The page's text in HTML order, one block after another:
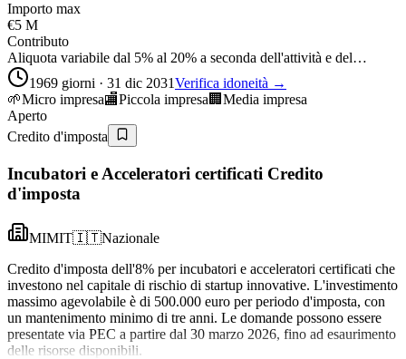
Importo max
€5 M
Contributo
Aliquota variabile dal 5% al 20% a seconda dell'attività e del…
1969 giorni · 31 dic 2031Verifica idoneità →
🌱Micro impresa🏬Piccola impresa 🏢 Media impresa
Aperto
Credito d'imposta
Incubatori e Acceleratori certificati Credito
d'imposta
MIMIT🇮🇹Nazionale
Credito d'imposta dell'8% per incubatori e acceleratori certificati che
investono nel capitale di rischio di startup innovative. L'investimento
massimo agevolabile è di 500.000 euro per periodo d'imposta, con
un mantenimento minimo di tre anni. Le domande possono essere
presentate via PEC a partire dal 30 marzo 2026, fino ad esaurimento
delle risorse disponibili.